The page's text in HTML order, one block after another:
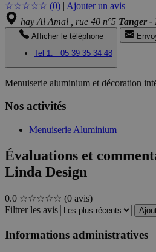
☆☆☆☆☆ (0) | Ajouter un avis
hay Al Amal , rue 40 n°5 Tanger -
Afficher le téléphone
Tel 1:
05 39 35 34 48
Menuiserie aluminium et décoration
Nos activités
Menuiserie Aluminium
Évaluations et
Linda Design
0.0 ☆☆☆☆☆ (0 avis)
Filtrer les avis
Informations administratives